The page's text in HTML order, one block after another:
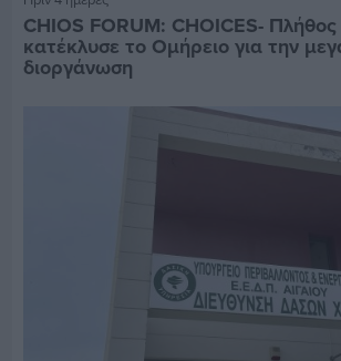
CHIOS FORUM: CHOICES-
κατέκλυσε το Ομήρειο για την
διοργάνωση